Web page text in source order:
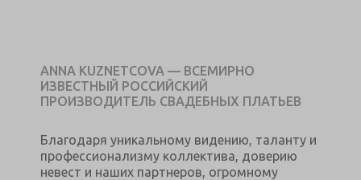
ANNA KUZNETCOVA — ВСЕМИРНО
ИЗВЕСТНЫЙ РОССИЙСКИЙ
ПРОИЗВОДИТЕЛЬ СВАДЕБНЫХ ПЛАТЬЕВ
Благодаря уникальному видению, таланту и
профессионализму коллектива, доверию
невест и наших партнеров, огромному